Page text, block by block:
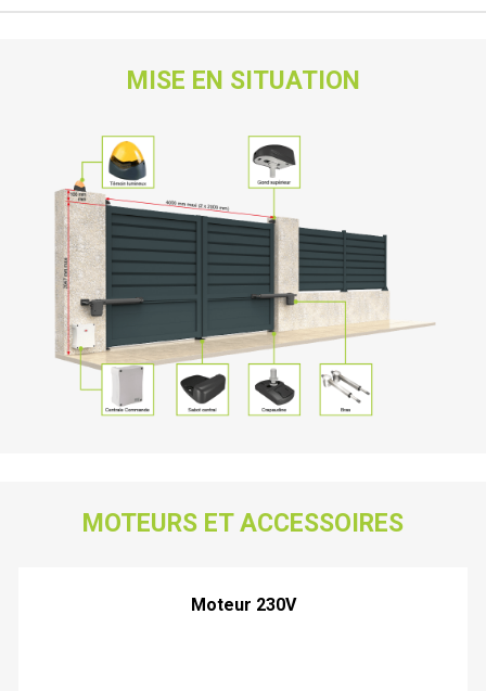
MISE EN SITUATION
MOTEURS ET ACCESSOIRES
Moteur 230V